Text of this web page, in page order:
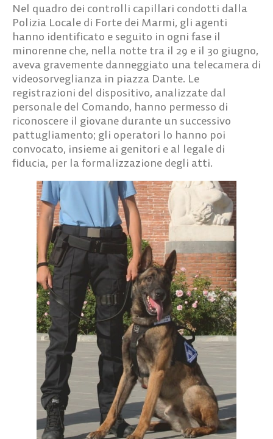
Nel quadro dei controlli capillari condotti dalla
Polizia Locale di Forte dei Marmi, gli agenti
hanno identificato e seguito in ogni fase il
minorenne che, nella notte tra il 29 e il 30 giugno,
aveva gravemente danneggiato una telecamera di
videosorveglianza in piazza Dante. Le
registrazioni del dispositivo, analizzate dal
personale del Comando, hanno permesso di
riconoscere il giovane durante un successivo
pattugliamento; gli operatori lo hanno poi
convocato, insieme ai genitori e al legale di
fiducia, per la formalizzazione degli atti.